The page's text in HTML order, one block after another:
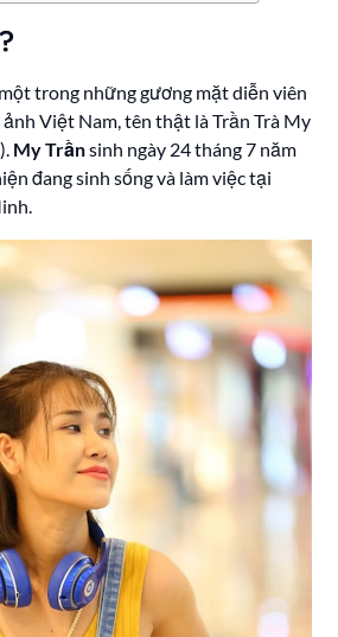
trong những gương mặt diễn viên
Việt Nam, tên thật là Trần Trà My
My Trầnsinh ngày 24 tháng 7 năm
đang sinh sống và làm việc tại